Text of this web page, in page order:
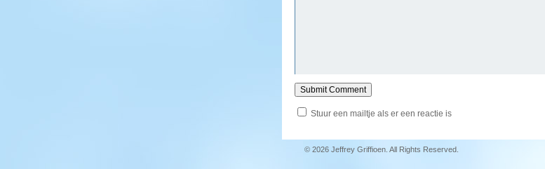
Stuur een mailtje als er een reactie is
© 2026 Jeffrey Griffioen. All Rights Reserved.